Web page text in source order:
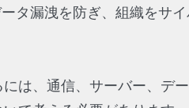
タ漏洩を防ぎ、組織をサ
は、通信、サーバー、デ